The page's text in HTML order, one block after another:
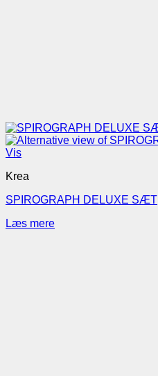
Vis
Krea
SPIROGRAPH DELUXE SÆT
Læs mere